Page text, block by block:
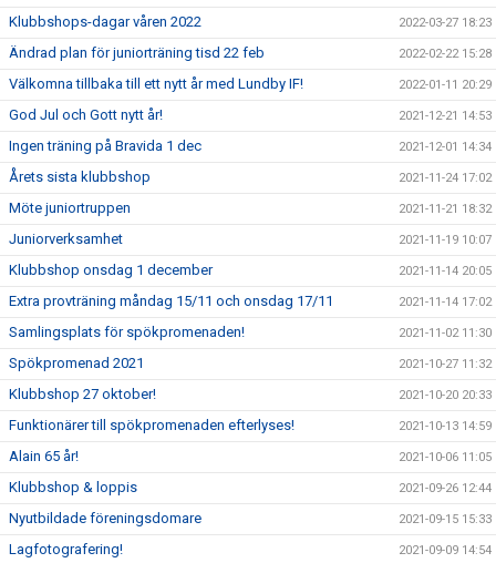
Klubbshops-dagar våren 2022 2022-03-27 18:23
Ändrad plan för juniorträning tisd 22 feb 2022-02-22 15:28
Välkomna tillbaka till ett nytt år med Lundby IF! 2022-01-11 20:29
God Jul och Gott nytt år! 2021-12-21 14:53
Ingen träning på Bravida 1 dec 2021-12-01 14:34
Årets sista klubbshop 2021-11-24 17:02
Möte juniortruppen 2021-11-21 18:32
Juniorverksamhet 2021-11-19 10:07
Klubbshop onsdag 1 december 2021-11-14 20:05
Extra provträning måndag 15/11 och onsdag 17/11 2021-11-14 17:02
Samlingsplats för spökpromenaden! 2021-11-02 11:30
Spökpromenad 2021 2021-10-27 11:32
Klubbshop 27 oktober! 2021-10-20 20:33
Funktionärer till spökpromenaden efterlyses! 2021-10-13 14:59
Alain 65 år! 2021-10-06 11:05
Klubbshop & loppis 2021-09-26 12:44
Nyutbildade föreningsdomare 2021-09-15 15:33
Lagfotografering! 2021-09-09 14:54